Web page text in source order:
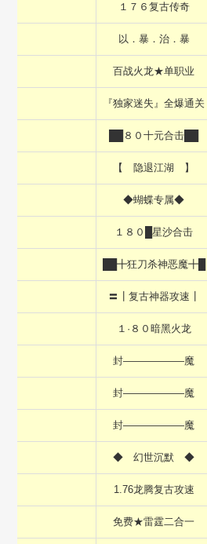
１７６复古传奇
以．暴．治．暴
百战火龙★单职业
『独家迷失』全爆通关
██８０十元合击██
【 隐退江湖 】
◆蝴蝶专属◆
１８０█星沙合击
██╋狂刀杀神恶魔╋█
〓┃复古神器攻速┃
１·８０暗黑火龙
封——————魔
封——————魔
封——————魔
◆ 幻世沉默 ◆
1.76龙腾复古攻速
免费★雷霆二合一